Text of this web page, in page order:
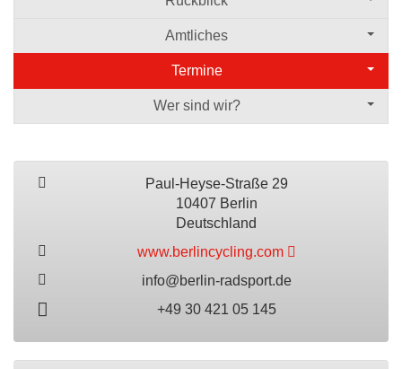
Amtliches
Termine
Wer sind wir?
Paul-Heyse-Straße 29
10407 Berlin
Deutschland
www.berlincycling.com
info@berlin-radsport.de
+49 30 421 05 145